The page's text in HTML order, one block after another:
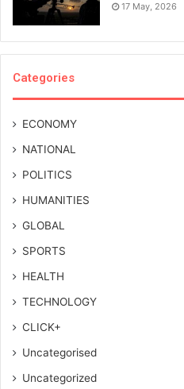
17 May, 2026
Categories
ECONOMY
NATIONAL
POLITICS
HUMANITIES
GLOBAL
SPORTS
HEALTH
TECHNOLOGY
CLICK+
Uncategorised
Uncategorized